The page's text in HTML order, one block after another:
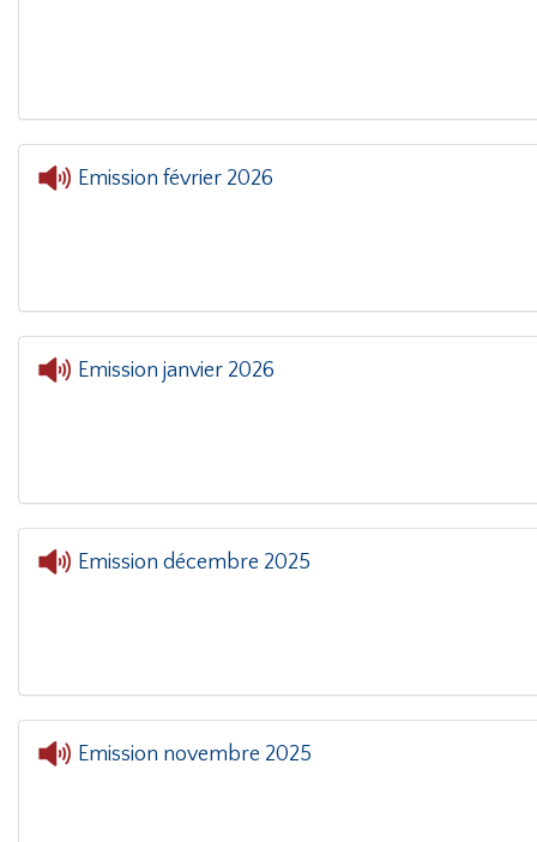
Emission février 2026
Emission janvier 2026
Emission décembre 2025
Emission novembre 2025